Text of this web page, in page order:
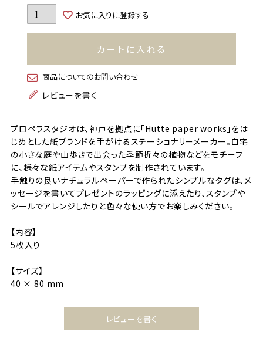
お気に入りに登録する
カートに入れる
商品についてのお問い合わせ
レビューを書く
プロペラスタジオは、神戸を拠点に「Hütte paper works」をは
じめとした紙ブランドを手がけるステーショナリーメーカー。自宅
の小さな庭や山歩きで出会った季節折々の植物などをモチーフ
に、様々な紙アイテムやスタンプを制作されています。
手触りの良いナチュラルペーパーで作られたシンプルなタグは、メ
ッセージを書いてプレゼントのラッピングに添えたり、スタンプや
シールでアレンジしたりと色々な使い方でお楽しみください。
【内容】
5枚入り
【サイズ】
40 × 80 mm
レビューを書く